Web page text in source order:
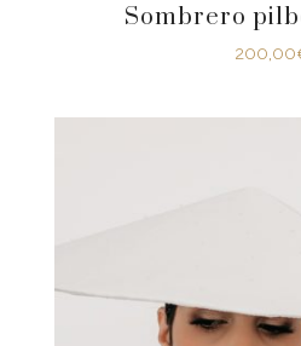
Sombrero
200,00